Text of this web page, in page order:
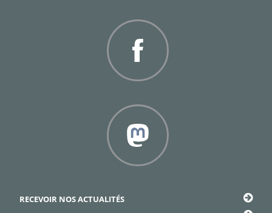
RECEVOIR NOS ACTUALITÉS